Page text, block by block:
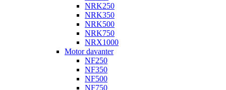
NRK250
NRK350
NRK500
NRK750
NRX1000
Motor davanter
NF250
NF350
NF500
NF750